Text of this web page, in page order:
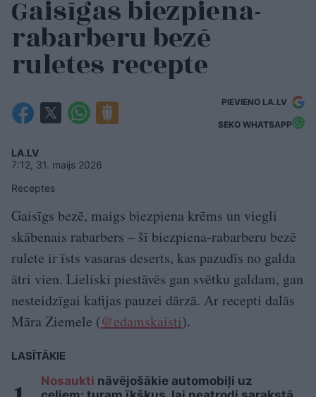
Gaisīgas biezpiena-
rabarberu bezē
ruletes recepte
PIEVIENO LA.LV
SEKO WHATSAPP
LA.LV
7:12, 31. maijs 2026
Receptes
Gaisīgs bezē, maigs biezpiena krēms un viegli
skābenais rabarbers – šī biezpiena-rabarberu bezē
rulete ir īsts vasaras deserts, kas pazudīs no galda
ātri vien. Lieliski piestāvēs gan svētku galdam, gan
nesteidzīgai kafijas pauzei dārzā. Ar recepti dalās
Māra Ziemele (@edamskaisti).
LASĪTĀKIE
Nosaukti nāvējošākie automobiļi uz